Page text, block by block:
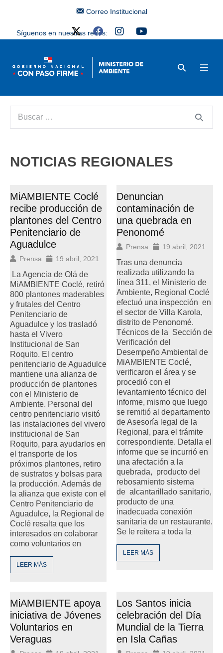
Correo Institucional
Síguenos en nuestras redes:
NOTICIAS REGIONALES
MiAMBIENTE Coclé
recibe producción de
plantones del Centro
Penitenciario de
Aguadulce
Prensa 19 abril, 2021
La Agencia de Olá de
MiAMBIENTE Coclé, retiró
800 plantones maderables
y frutales del Centro
Penitenciario de
Aguadulce y los trasladó
hasta el Vivero
Institucional de San
Roquito. El centro
penitenciario de Aguadulce
mantiene una alianza de
producción de plantones
con el Ministerio de
Ambiente. Personal del
centro penitenciario visitó
las instalaciones del vivero
institucional de San
Roquito, para ayudarlos en
el transporte de los
próximos plantones, retiro
de sustratos y bolsas para
la producción. Además de
la alianza que existe con el
Centro Penitenciario de
Aguadulce, la Regional de
Coclé resalta que los
interesados en colaborar
como voluntarios en
LEER MÁS
Denuncian
contaminación de
una quebrada en
Penonomé
Prensa 19 abril, 2021
Tras una denuncia
realizada utilizando la
línea 311, el Ministerio de
Ambiente, Regional Coclé
efectuó una inspección en
el sector de Villa Karola,
distrito de Penonomé.
Técnicos de la Sección de
Verificación del
Desempeño Ambiental de
MiAMBIENTE Coclé,
verificaron el área y se
procedió con el
levantamiento técnico del
informe, mismo que luego
se remitió al departamento
de Asesoría legal de la
Regional, para el trámite
correspondiente. Detalla el
informe que se incurrió en
una afectación a la
quebrada, producto del
rebosamiento sistema
de alcantarillado sanitario,
producto de una
inadecuada conexión
sanitaria de un restaurante.
Se le reitera a toda la
LEER MÁS
MiAMBIENTE apoya
iniciativa de Jóvenes
Voluntarios en
Veraguas
Los Santos inicia
celebración del Día
Mundial de la Tierra
en Isla Cañas